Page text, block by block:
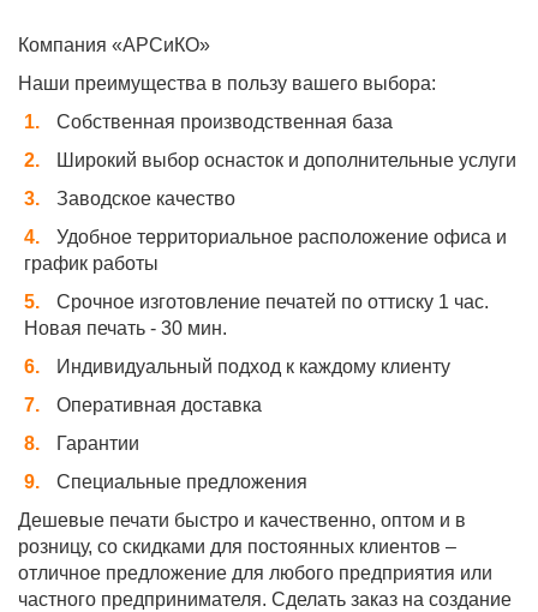
Компания «АРСиКО»
Наши преимущества в пользу вашего выбора:
Собственная производственная база
Широкий выбор оснасток и дополнительные услуги
Заводское качество
Удобное территориальное расположение офиса и
график работы
Срочное изготовление печатей по оттиску 1 час.
Новая печать - 30 мин.
Индивидуальный подход к каждому клиенту
Оперативная доставка
Гарантии
Специальные предложения
Дешевые печати быстро и качественно, оптом и в
розницу, со скидками для постоянных клиентов –
отличное предложение для любого предприятия или
частного предпринимателя. Сделать заказ на создание